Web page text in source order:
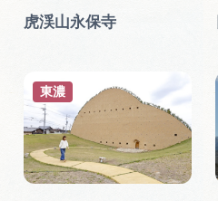
虎渓山永保寺
東濃